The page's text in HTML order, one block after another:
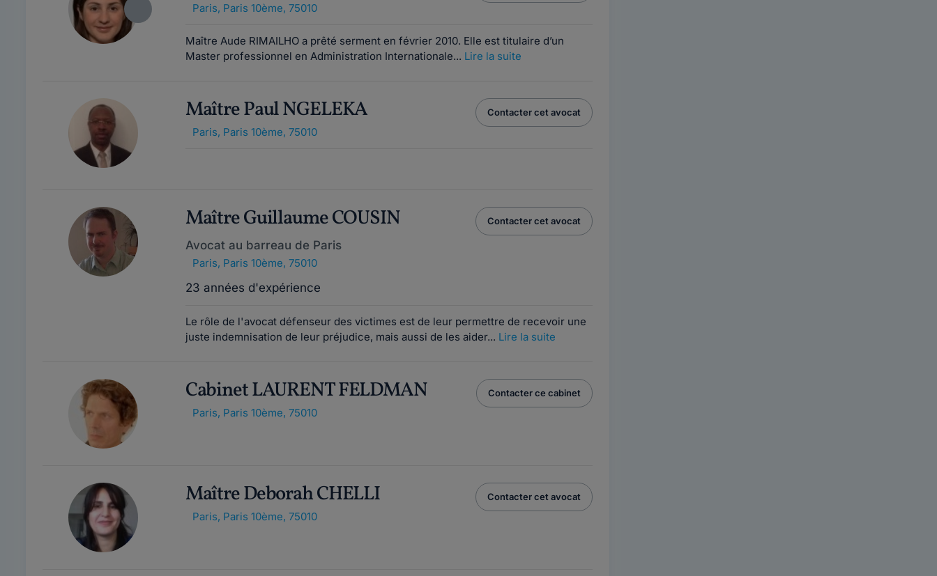
Paris, Paris 10ème, 75010
Maître Aude RIMAILHO a prêté serment en février 2010. Elle est titulaire d’un
Master professionnel en Administration Internationale... Lire la suite
Maître Paul NGELEKA
Paris, Paris 10ème, 75010
Contacter cet avocat
Maître Guillaume COUSIN
Avocat au barreau de Paris
Paris, Paris 10ème, 75010
23 années d'expérience
Contacter cet avocat
Le rôle de l'avocat défenseur des victimes est de leur permettre de recevoir une
juste indemnisation de leur préjudice, mais aussi de les aider... Lire la suite
Cabinet LAURENT FELDMAN
Paris, Paris 10ème, 75010
Contacter ce cabinet
Maître Deborah CHELLI
Paris, Paris 10ème, 75010
Contacter cet avocat